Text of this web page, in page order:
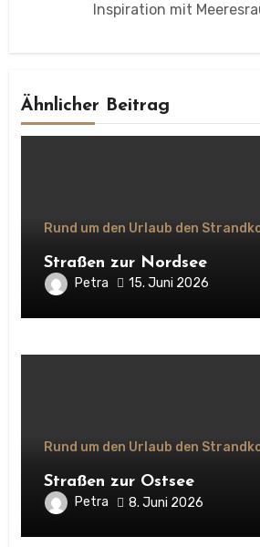
Inspiration mit
Ähnlicher Beitrag
Rund um den Urlaub den
Straßen zur Nordsee
Petra 15. Juni 2026
Rund um den Urlaub den
Straßen zur Ostsee
Petra 8. Juni 2026